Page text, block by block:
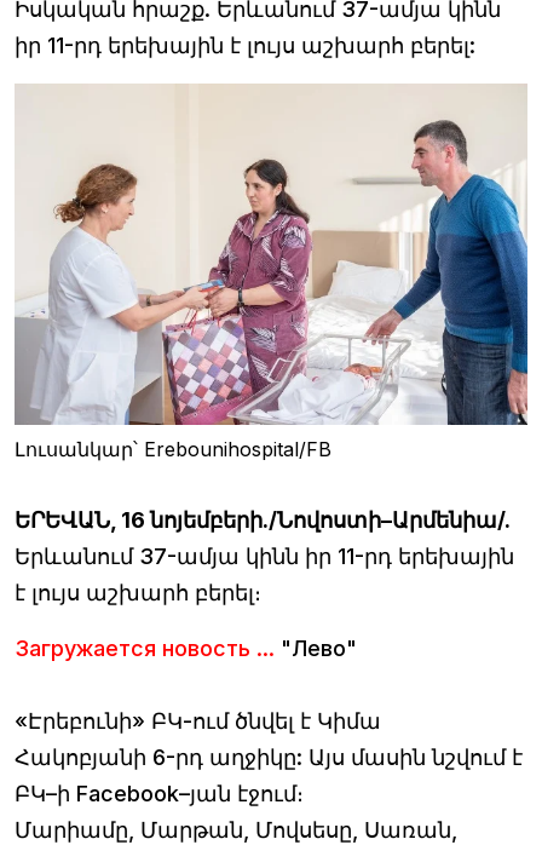
Իսկական հրաշք. Երևանում 37-ամյա կինն
իր 11-րդ երեխային է լույս աշխարհ բերել:
Լուսանկար՝ Erebounihospital/FB
ԵՐԵՎԱՆ, 16 նոյեմբերի./Նովոստի–Արմենիա/.
Երևանում 37-ամյա կինն իր 11-րդ երեխային
է լույս աշխարհ բերել։
Загружается новость ... "Лево"
«Էրեբունի» ԲԿ-ում ծնվել է Կիմա
Հակոբյանի 6-րդ աղջիկը: Այս մասին նշվում է
ԲԿ–ի Facebook–յան էջում։
Մարիամը, Մարթան, Մովսեսը, Սառան,